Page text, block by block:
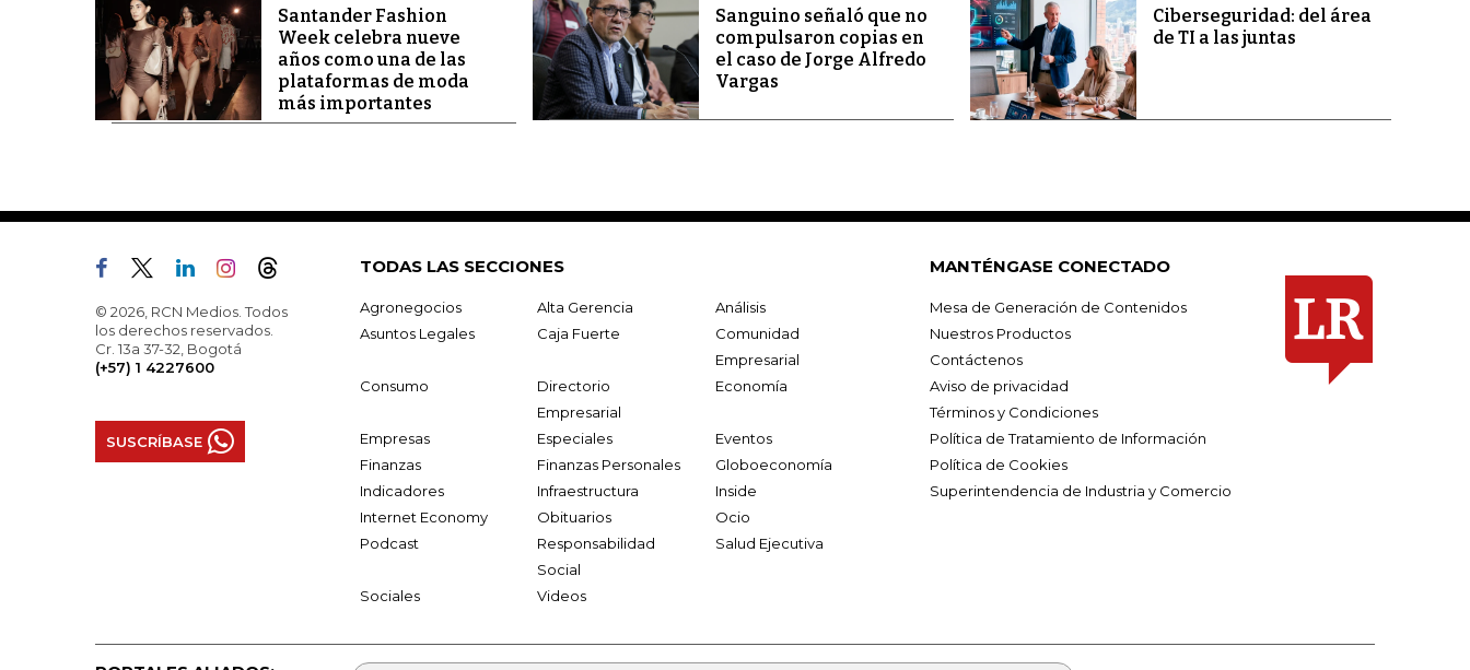
Santander Fashion
Week celebra nueve
años como una de las
plataformas de moda
más importantes
Sanguino señaló que no
compulsaron copias en
el caso de Jorge Alfredo
Vargas
Ciberseguridad: del área
de TI a las juntas
© 2026, RCN Medios. Todos
los derechos reservados.
Cr. 13a 37-32, Bogotá
(+57) 1 4227600
SUSCRÍBASE
TODAS LAS SECCIONES
Agronegocios Alta Gerencia
Análisis
Asuntos Legales
Caja Fuerte
Comunidad
Empresarial
Consumo
Directorio
Empresarial
Economía
Empresas Especiales
Eventos
Finanzas
Finanzas Personales
Globoeconomía
Indicadores
Infraestructura
Inside
Internet Economy
Obituarios
Ocio
Podcast
Responsabilidad
Social
Salud Ejecutiva
Sociales Videos
MANTÉNGASE CONECTADO
Mesa de Generación de Contenidos
Nuestros Productos
Contáctenos
Aviso de privacidad
Términos y Condiciones
Política de Tratamiento de Información
Política de Cookies
Superintendencia de Industria y Comercio